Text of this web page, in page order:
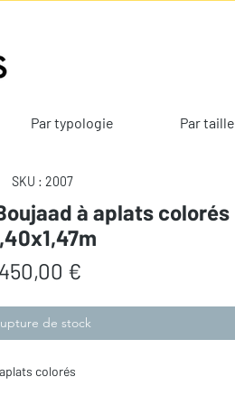
Par typologie Par taille
SKU : 2007
à aplats colorés
450,00 €
de stock
colorés